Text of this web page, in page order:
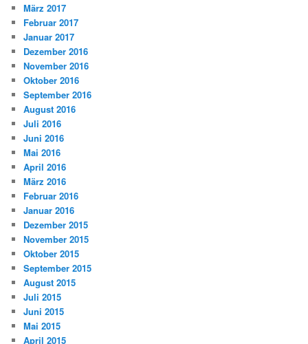
März 2017
Februar 2017
Januar 2017
Dezember 2016
November 2016
Oktober 2016
September 2016
August 2016
Juli 2016
Juni 2016
Mai 2016
April 2016
März 2016
Februar 2016
Januar 2016
Dezember 2015
November 2015
Oktober 2015
September 2015
August 2015
Juli 2015
Juni 2015
Mai 2015
April 2015